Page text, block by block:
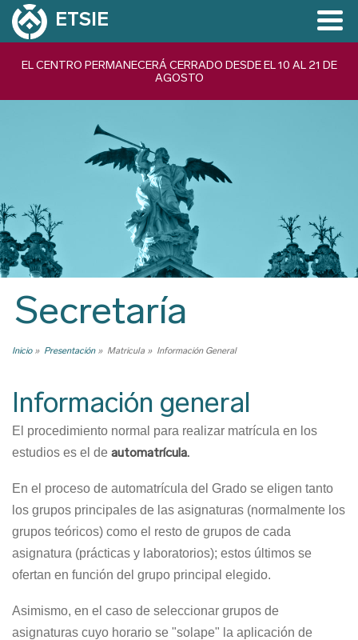
Pasar
ETSIE
Navegación
EL CENTRO PERMANECERÁ CERRADO DESDE EL 10 AL 21 DE
AGOSTO
Secretaría
Ruta
navegación
Inicio Presentación Matricula Información General
Información general
El procedimiento normal para realizar matrícula en los
estudios es el de automatrícula.
En el proceso de automatrícula del Grado se eligen tanto
los grupos principales de las asignaturas (normalmente los
grupos teóricos) como el resto de grupos de cada
asignatura (prácticas y laboratorios); estos últimos se
ofertan en función del grupo principal elegido.
Asimismo, en el caso de seleccionar grupos de
asignaturas cuyo horario se "solape" la aplicación de